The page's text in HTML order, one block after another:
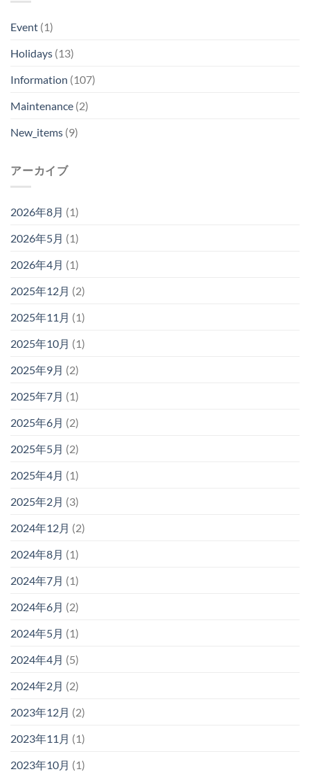
Event (1)
Holidays (13)
Information (107)
Maintenance (2)
New_items (9)
アーカイブ
2026年8月 (1)
2026年5月 (1)
2026年4月 (1)
2025年12月 (2)
2025年11月 (1)
2025年10月 (1)
2025年9月 (2)
2025年7月 (1)
2025年6月 (2)
2025年5月 (2)
2025年4月 (1)
2025年2月 (3)
2024年12月 (2)
2024年8月 (1)
2024年7月 (1)
2024年6月 (2)
2024年5月 (1)
2024年4月 (5)
2024年2月 (2)
2023年12月 (2)
2023年11月 (1)
2023年10月 (1)